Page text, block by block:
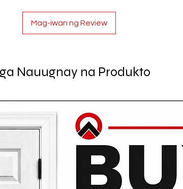
Mag-iwan ng Review
Nauugnay na Produkto